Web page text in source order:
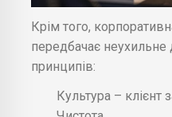
Крім того,
передбачає неухильне
принципів:
Культура – клієнт